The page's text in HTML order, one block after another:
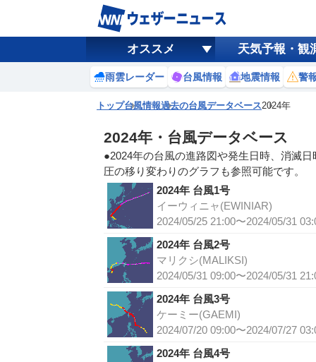
オススメ 天気予報・観
雨雲レーダー 台風情報 地震情報 警
トップ台風情報過去の台風データベース2024年
2024年・台風データベース
●2024年の台風の進路図や発生日時、消滅
圧の移り変わりのグラフも参照可能です。
2024年 台風1号
イーウィニャ(EWINIAR)
2024/05/25 21:00〜2024/05/31
2024年 台風2号
マリクシ(MALIKSI)
2024/05/31 09:00〜2024/05/31
2024年 台風3号
ケーミー(GAEMI)
2024/07/20 09:00〜2024/07/27
2024年 台風4号